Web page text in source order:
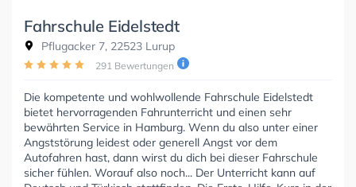
Fahrschule Eidelstedt
Pflugacker 7, 22523 Lurup
291 Bewertungen
Die kompetente und wohlwollende Fahrschule Eidelstedt
bietet hervorragenden Fahrunterricht und einen sehr
bewährten Service in Hamburg. Wenn du also unter einer
Angststörung leidest oder generell Angst vor dem
Autofahren hast, dann wirst du dich bei dieser Fahrschule
sicher fühlen. Worauf also noch... Der Unterricht kann auf